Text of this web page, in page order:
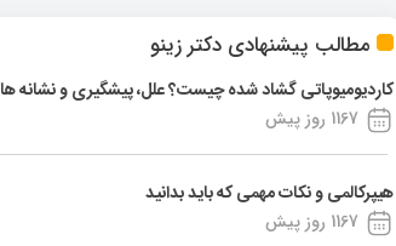
مطالب پیشنهادی دکتر زینو
کاردیومیوپاتی گشاد شده چیست؟ علل، پیشگیری و نشانه ها
1167 روز پیش
هیپرکالمی و نکات مهمی که باید بدانید
1167 روز پیش